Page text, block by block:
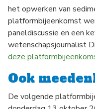
het opwerken van
platformbijeenkomst
paneldiscussie en een
wetenschapsjournalist
deze
Ook
De volgende